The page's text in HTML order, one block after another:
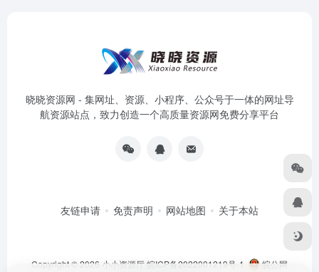
晓晓资源网 - 集网址、资源、小程序、公众号于一体的网址导
航资源站点，致力创造一个高质量资源网免费分享平台
友链申请 免责声明 网站地图 关于本站
Copyright © 2026 小小资源厅皖ICP备2022001219号-1 皖公网